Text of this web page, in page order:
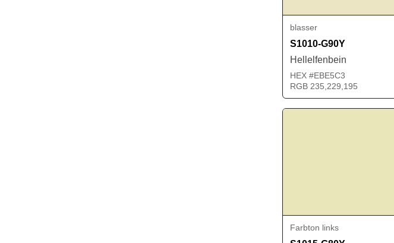
blasser
S1010-G90Y
Hellelfenbein
HEX #EBE5C3
RGB 235,229,195
Farbton links